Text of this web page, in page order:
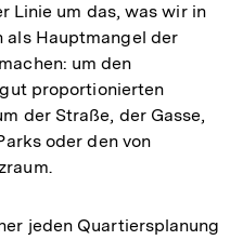
Linie um das, was wir in
als Hauptmangel der
um den
proportionierten
der Straße, der Gasse,
oder den von
jeden Quartiersplanung